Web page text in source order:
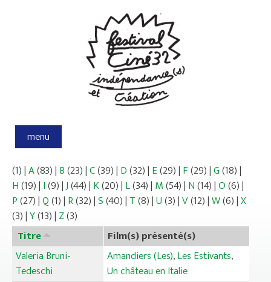
menu
(1)|A(83)| B(23)|C(39)| D(32)| E(29)| F(29)|G(18)|
H(19)| I(9)|J(44)| K(20)| L(34)| M(54)| N(14)|O(6)|
P(27)|Q(1)| R(32)|S(40)| T(8)|U(3)|V(12)|W(6)|X
(3)|Y(13)| Z(3)
Titre
Film(s) présenté(s)
Valeria Bruni-
Tedeschi
Amandiers (Les),Les Estivants,
Un château en Italie